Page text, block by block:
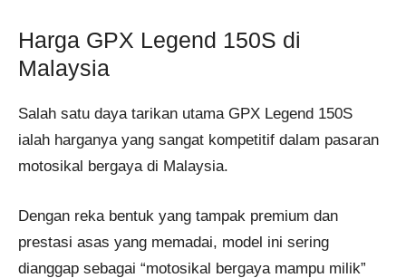
Harga GPX Legend 150S di
Malaysia
Salah satu daya tarikan utama GPX Legend 150S
ialah harganya yang sangat kompetitif dalam pasaran
motosikal bergaya di Malaysia.
Dengan reka bentuk yang tampak premium dan
prestasi asas yang memadai, model ini sering
dianggap sebagai “motosikal bergaya mampu milik”